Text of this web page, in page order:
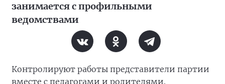
занимается с профильными
ведомствами
Контролируют работы представители партии
вместе с педагогами и родителями.